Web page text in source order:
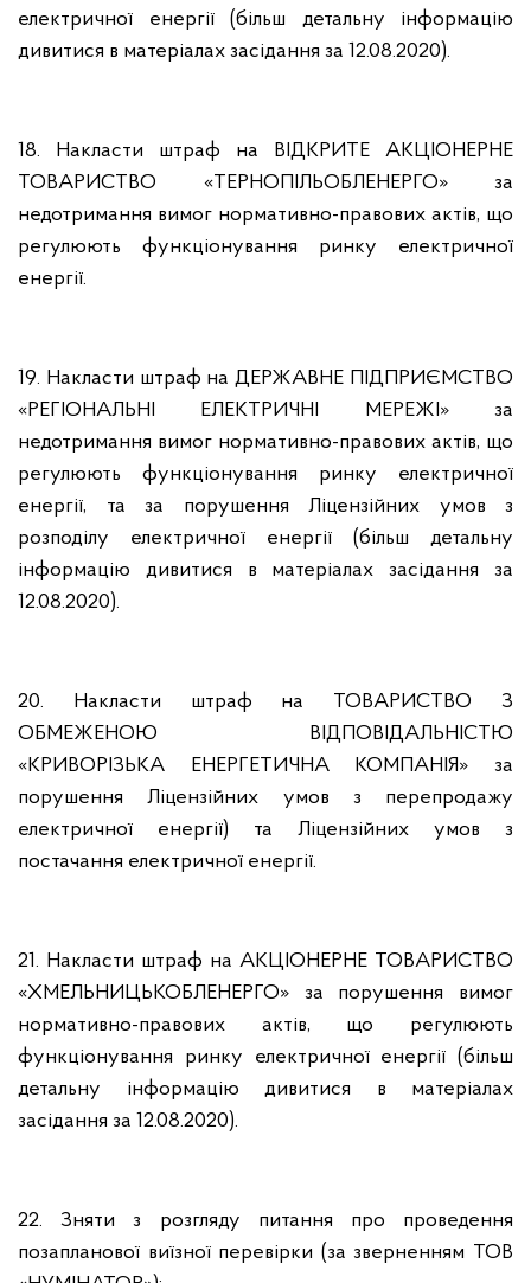
електричної енергії (більш детальну інформацію
дивитися в матеріалах засідання за 12.08.2020).
18. Накласти штраф на ВІДКРИТЕ АКЦІОНЕРНЕ
ТОВАРИСТВО «ТЕРНОПІЛЬОБЛЕНЕРГО» за
недотримання вимог нормативно-правових актів, що
регулюють функціонування ринку електричної
енергії.
19. Накласти штраф на ДЕРЖАВНЕ ПІДПРИЄМСТВО
«РЕГІОНАЛЬНІ ЕЛЕКТРИЧНІ МЕРЕЖІ» за
недотримання вимог нормативно-правових актів, що
регулюють функціонування ринку електричної
енергії, та за порушення Ліцензійних умов з
розподілу електричної енергії (більш детальну
інформацію дивитися в матеріалах засідання за
12.08.2020).
20. Накласти штраф на ТОВАРИСТВО З
ОБМЕЖЕНОЮ ВІДПОВІДАЛЬНІСТЮ
«КРИВОРІЗЬКА ЕНЕРГЕТИЧНА КОМПАНІЯ» за
порушення Ліцензійних умов з перепродажу
електричної енергії) та Ліцензійних умов з
постачання електричної енергії.
21. Накласти штраф на АКЦІОНЕРНЕ ТОВАРИСТВО
«ХМЕЛЬНИЦЬКОБЛЕНЕРГО» за порушення вимог
нормативно-правових актів, що регулюють
функціонування ринку електричної енергії (більш
детальну інформацію дивитися в матеріалах
засідання за 12.08.2020).
22. Зняти з розгляду питання про проведення
позапланової виїзної перевірки (за зверненням ТОВ